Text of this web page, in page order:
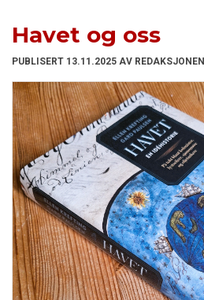
Havet og oss
PUBLISERT 13.11.2025 AV REDAKSJONEN